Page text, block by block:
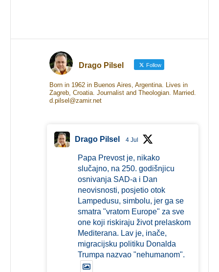
Drago Pilsel Follow
Born in 1962 in Buenos Aires, Argentina. Lives in
Zagreb, Croatia. Journalist and Theologian. Married.
d.pilsel@zamir.net
Drago Pilsel 4 Jul
Papa Prevost je, nikako
slučajno, na 250. godišnjicu
osnivanja SAD-a i Dan
neovisnosti, posjetio otok
Lampedusu, simbolu, jer ga se
smatra "vratom Europe" za sve
one koji riskiraju život prelaskom
Mediterana. Lav je, inače,
migracijsku politiku Donalda
Trumpa nazvao "nehumanom".